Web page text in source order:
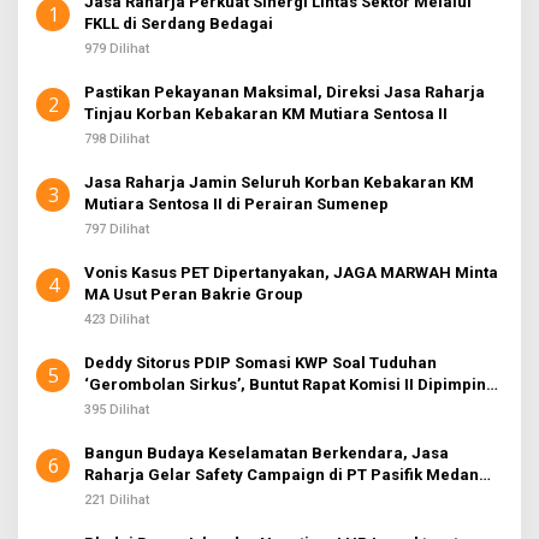
1
FKLL di Serdang Bedagai
979 Dilihat
2
Pastikan Pekayanan Maksimal, Direksi Jasa Raharja
Tinjau Korban Kebakaran KM Mutiara Sentosa II
798 Dilihat
3
Jasa Raharja Jamin Seluruh Korban Kebakaran KM
Mutiara Sentosa II di Perairan Sumenep
797 Dilihat
4
Vonis Kasus PET Dipertanyakan, JAGA MARWAH Minta
MA Usut Peran Bakrie Group
423 Dilihat
5
Deddy Sitorus PDIP Somasi KWP Soal Tuduhan
‘Gerombolan Sirkus’, Buntut Rapat Komisi II Dipimpin
Sufmi Dasco Ahmad
395 Dilihat
6
Bangun Budaya Keselamatan Berkendara, Jasa
Raharja Gelar Safety Campaign di PT Pasifik Medan
Industri
221 Dilihat